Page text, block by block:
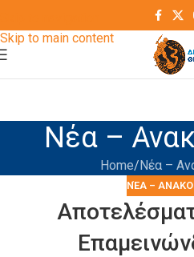
Skip to main content
Νέα –
Home Νέα –
ΝΈΑ –